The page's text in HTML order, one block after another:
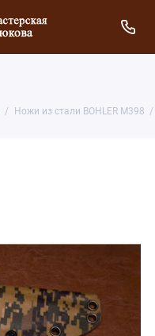
Ножи из стали BOHLER M398